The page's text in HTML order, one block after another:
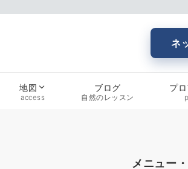
ネ
地図
access
ブログ
自然のレッスン
プ
メニュー